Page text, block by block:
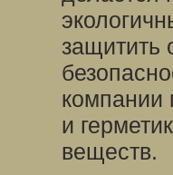
защитить
компании
и
веществ.